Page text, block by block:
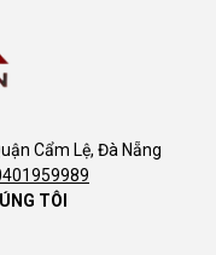
Cẩm Lệ, Đà Nẵng
TÔI